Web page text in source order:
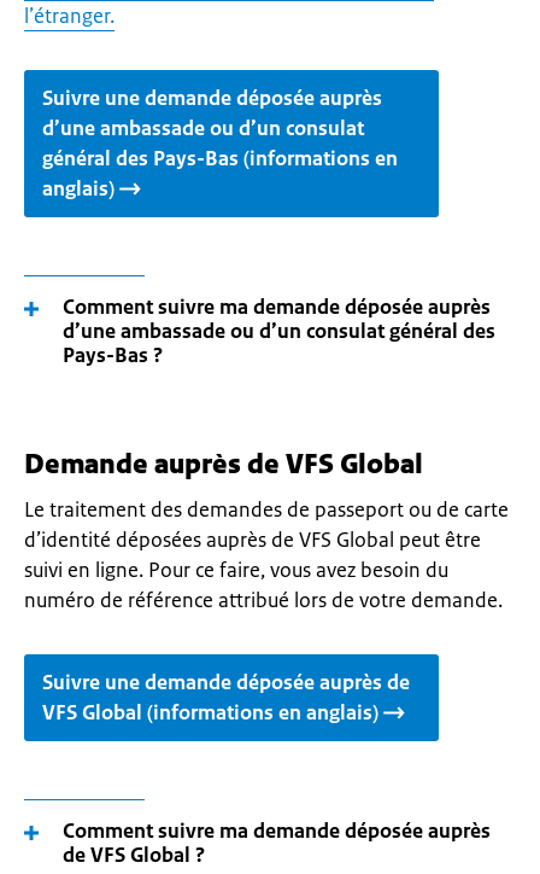
l’étranger.
Suivre une demande déposée auprès
d’une ambassade ou d’un consulat
général des Pays-Bas (informations en
anglais)
Comment suivre ma demande déposée auprès
d’une ambassade ou d’un consulat général des
Pays-Bas ?
Demande auprès de VFS Global
Le traitement des demandes de passeport ou de carte
d’identité déposées auprès de VFS Global peut être
suivi en ligne. Pour ce faire, vous avez besoin du
numéro de référence attribué lors de votre demande.
Suivre une demande déposée auprès de
VFS Global (informations en anglais)
Comment suivre ma demande déposée auprès
de VFS Global ?